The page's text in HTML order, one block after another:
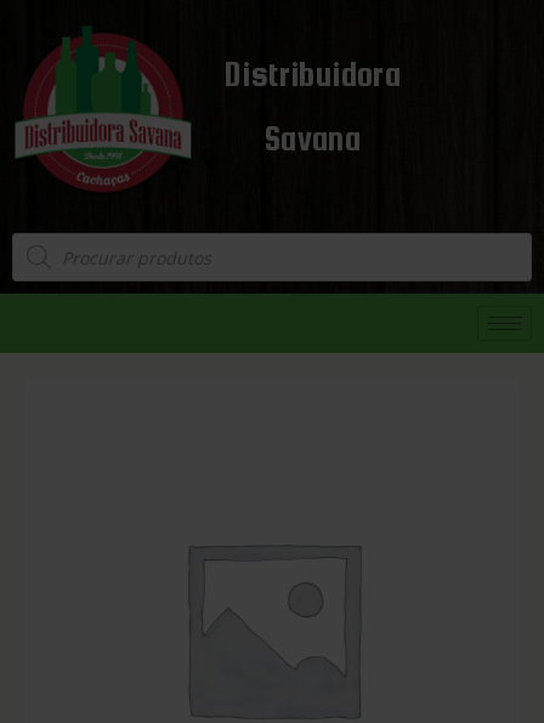
Distribuidora
Savana